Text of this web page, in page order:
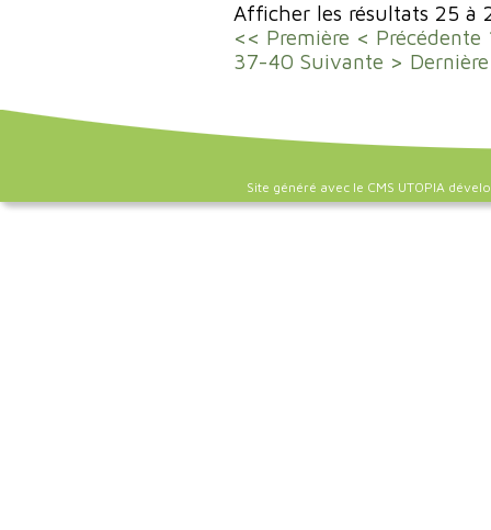
Afficher les résultats 25 à
<< Première < Précédente
37-40 Suivante >
Site généré avec le CMS UTOPIA